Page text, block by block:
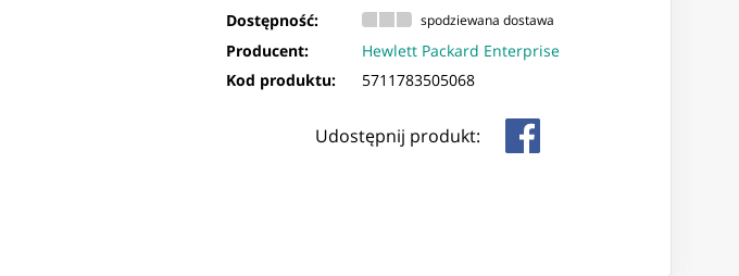
Dostępność: spodziewana dostawa
Producent:
Hewlett Packard Enterprise
Kod produktu:
5711783505068
Udostępnij produkt: